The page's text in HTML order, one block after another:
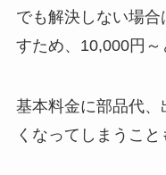
でも解決しない場
すため、10,000円～
基本料金に部品代
くなってしまうこと